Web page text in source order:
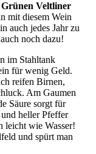
Grünen Veltliner
mit diesem Wein
auch jedes Jahr zu
noch dazu!
im Stahltank
für wenig Geld.
reifen Birnen,
Am Gaumen
Säure sorgt für
heller Pfeffer
leicht wie Wasser!
und spürt man